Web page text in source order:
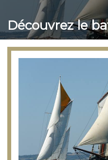
Découvrez le